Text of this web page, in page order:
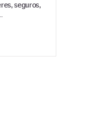
seguros,